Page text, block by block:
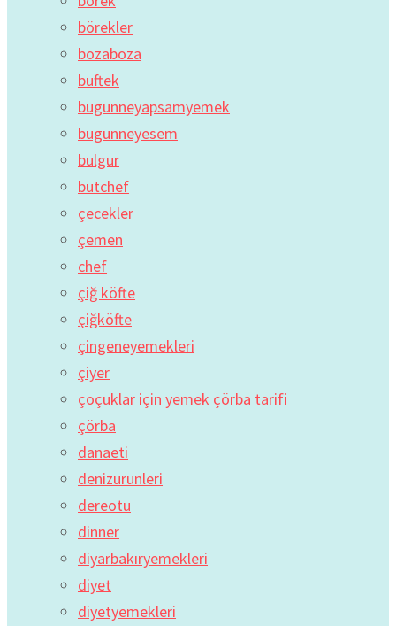
börekler
bozaboza
buftek
bugunneyapsamyemek
bugunneyesem
bulgur
butchef
çecekler
çemen
chef
çiğ köfte
çiğköfte
çingeneyemekleri
çiyer
çoçuklar için yemek çörba tarifi
çörba
danaeti
denizurunleri
dereotu
dinner
diyarbakıryemekleri
diyet
diyetyemekleri